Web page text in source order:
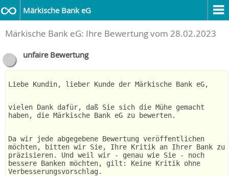
Märkische Bank eG
Märkische Bank eG: Ihre Bewertung vom 28.02.2023
unfaire Bewertung
Liebe Kundin, lieber Kunde der Märkische Bank eG,
vielen Dank dafür, daß Sie sich die Mühe gemacht
haben, die Märkische Bank eG zu bewerten.
Da wir jede abgegebene Bewertung veröffentlichen
möchten, bitten wir Sie, Ihre Kritik an Ihrer Bank zu
präzisieren. Und weil wir - genau wie Sie - noch
bessere Banken möchten, gilt: Keine Kritik ohne
Verbesserungsvorschlag.